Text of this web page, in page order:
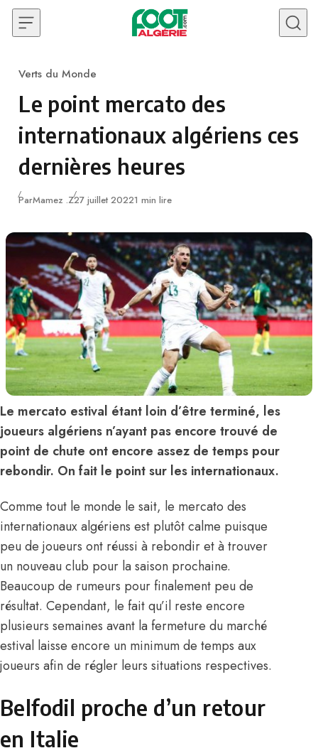
Skip to content
Category
Verts du Monde
Le point mercato des
internationaux algériens ces
dernières heures
ParMamez .ZPublié
27 juillet 20221 min lire
Le mercato estival étant loin d’être terminé, les
joueurs algériens n’ayant pas encore trouvé de
point de chute ont encore assez de temps pour
rebondir. On fait le point sur les internationaux.
Comme tout le monde le sait, le mercato des
internationaux algériens est plutôt calme puisque
peu de joueurs ont réussi à rebondir et à trouver
un nouveau club pour la saison prochaine.
Beaucoup de rumeurs pour finalement peu de
résultat. Cependant, le fait qu’il reste encore
plusieurs semaines avant la fermeture du marché
estival laisse encore un minimum de temps aux
joueurs afin de régler leurs situations respectives.
Belfodil proche d’un retour
en Italie